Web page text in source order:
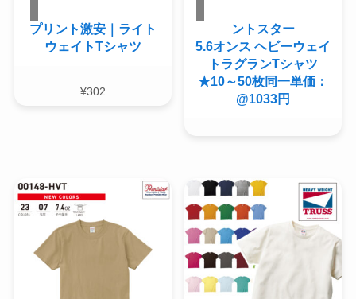
プリント激安｜ライト
ウェイトTシャツ
¥302
ントスター
5.6オンス ヘビーウェイ
トラグランTシャツ
★10～50枚同一単価：
@1033円